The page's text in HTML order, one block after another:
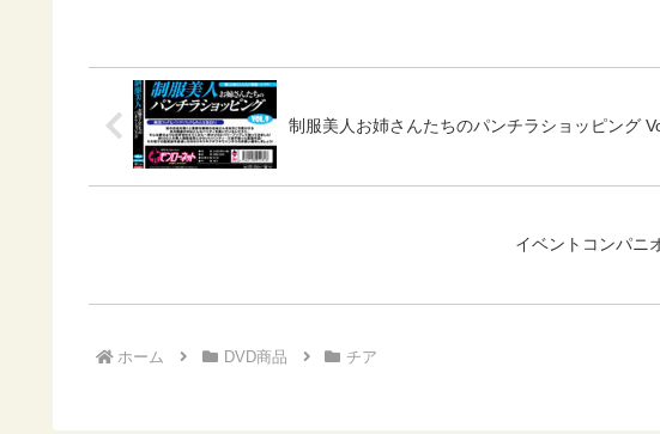
制服美人お姉さんたちのパンチラショッピング
イベントコンパニ
ホーム DVD商品 チア